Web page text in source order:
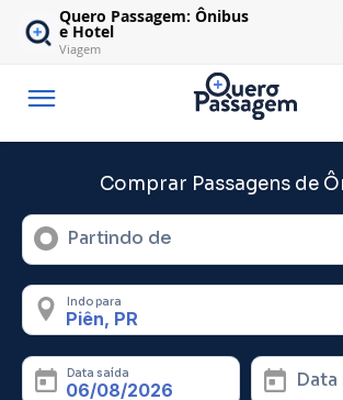
Quero Passagem: Ônibus
e Hotel
Viagem
Comprar Passagens de
Partindo de
Indo para
Data saída